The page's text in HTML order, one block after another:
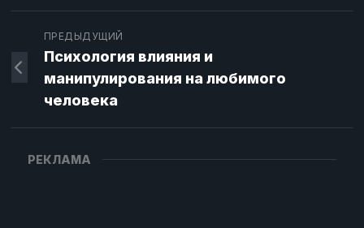
ПРЕДЫДУЩИЙ
Психология влияния и
манипулирования на любимого
человека
РЕКЛАМА